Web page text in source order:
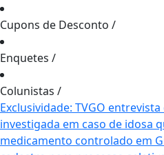
Cupons de Desconto /
Enquetes /
Colunistas /
Exclusividade: TVGO
investigada em caso de idosa
medicamento controlado em